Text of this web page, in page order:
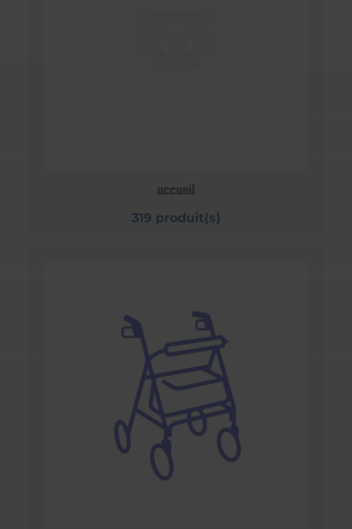
accueil
319 produit(s)